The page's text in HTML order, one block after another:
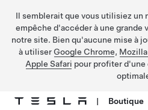
Il semblerait que vous utilisiez un
empêche d'accéder à une grande
notre site. Bien qu'aucune mise à
à utiliser Google Chrome,
Apple Safari pour profiter d'une
| Boutique